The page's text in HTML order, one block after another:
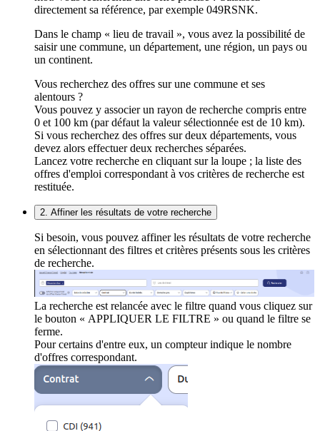
directement sa référence, par exemple 049RSNK.
Dans le champ « lieu de travail », vous avez la possibilité de
saisir une commune, un département, une région, un pays ou
un continent.
Vous recherchez des offres sur une commune et ses
alentours ?
Vous pouvez y associer un rayon de recherche compris entre
0 et 100 km (par défaut la valeur sélectionnée est de 10 km).
Si vous recherchez des offres sur deux départements, vous
devez alors effectuer deux recherches séparées.
Lancez votre recherche en cliquant sur la loupe ; la liste des
offres d'emploi correspondant à vos critères de recherche est
restituée.
2. Affiner les résultats de votre recherche
Si besoin, vous pouvez affiner les résultats de votre recherche
en sélectionnant des filtres et critères présents sous les critères
de recherche.
La recherche est relancée avec le filtre quand vous cliquez sur
le bouton « APPLIQUER LE FILTRE » ou quand le filtre se
ferme.
Pour certains d'entre eux, un compteur indique le nombre
d'offres correspondant.